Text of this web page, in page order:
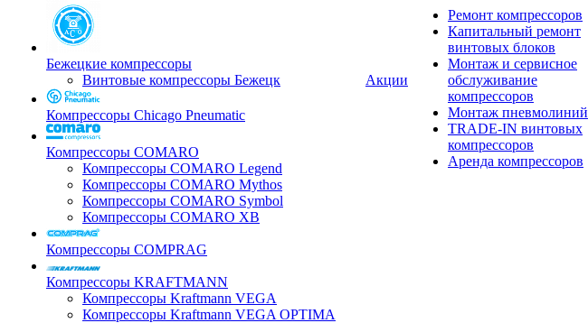
Бежецкие компрессоры
Винтовые компрессоры Бежецк
Компрессоры Chicago Pneumatic
Компрессоры COMARO
Компрессоры COMARO Legend
Компрессоры COMARO Mythos
Компрессоры COMARO Symbol
Компрессоры COMARO XB
Компрессоры COMPRAG
Компрессоры KRAFTMANN
Компрессоры Kraftmann VEGA
Компрессоры Kraftmann VEGA OPTIMA
Акции
Ремонт компрессоров
Капитальный ремонт
винтовых блоков
Монтаж и сервисное
обслуживание
компрессоров
Монтаж пневмолиний
TRADE-IN винтовых
компрессоров
Аренда компрессоров